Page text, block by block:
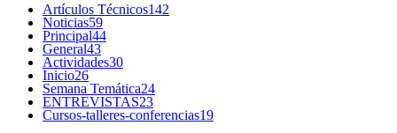
Artículos Técnicos142
Noticias59
Principal44
General43
Actividades30
Inicio26
Semana Temática24
ENTREVISTAS23
Cursos-talleres-conferencias19